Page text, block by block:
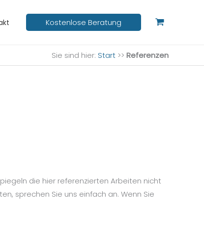
Kostenlose Beratung
Sie sind hier: Start >> Referenzen
die hier referenzierten Arbeiten nicht
sprechen Sie uns einfach an. Wenn Sie